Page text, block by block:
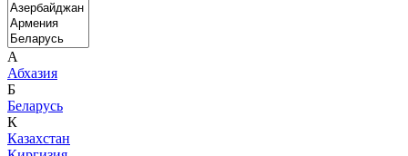
А
Абхазия
Б
Беларусь
К
Казахстан